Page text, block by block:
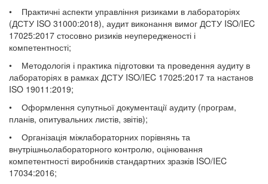
• Практичні аспекти управління ризиками в лабораторіях
(ДСТУ ISO 31000:2018), аудит виконання вимог ДСТУ ISO/IEC
17025:2017 стосовно ризиків неупередженості і
компетентності;
• Методологія і практика підготовки та проведення аудиту в
лабораторіях в рамках ДСТУ ISO/IEC 17025:2017 та настанов
ISO 19011:2019;
• Оформлення супутньої документації аудиту (програм,
планів, опитувальних листів, звітів);
• Організація міжлабораторних порівнянь та
внутрішньолабораторного контролю, оцінювання
компетентності виробників стандартних зразків ISO/IEC
17034:2016;